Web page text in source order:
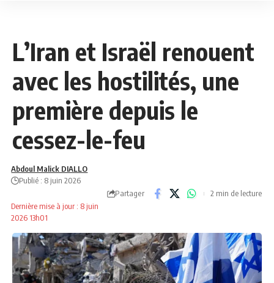
L’Iran et Israël renouent
avec les hostilités, une
première depuis le
cessez-le-feu
Dernière mise à jour : 8 juin
2026 13h01
Abdoul Malick DIALLO
Publié : 8 juin 2026
Partager
2 min de lecture